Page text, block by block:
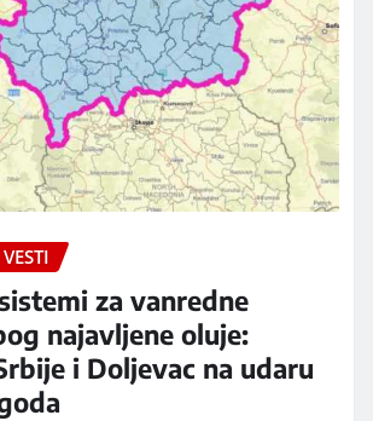
VESTI
za vanredne
najavljene oluje:
i Doljevac na udaru